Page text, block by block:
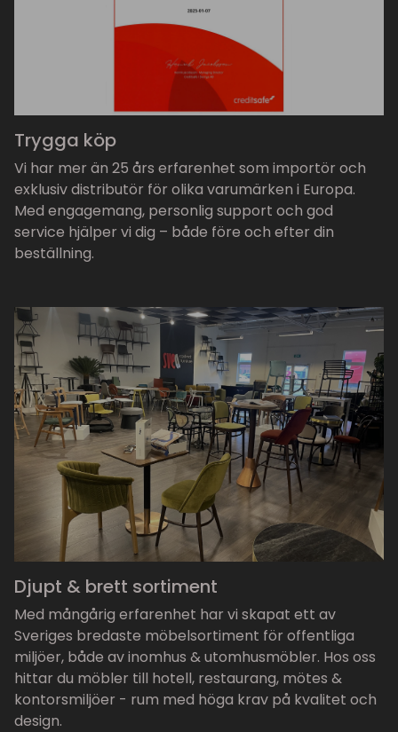
Trygga köp
Vi har mer än 25 års erfarenhet som importör och
exklusiv distributör för olika varumärken i Europa.
Med engagemang, personlig support och god
service hjälper vi dig – både före och efter din
beställning.
Djupt & brett sortiment
Med mångårig erfarenhet har vi skapat ett av
Sveriges bredaste möbelsortiment för offentliga
miljöer, både av inomhus & utomhusmöbler. Hos oss
hittar du möbler till hotell, restaurang, mötes &
kontorsmiljöer - rum med höga krav på kvalitet och
design.